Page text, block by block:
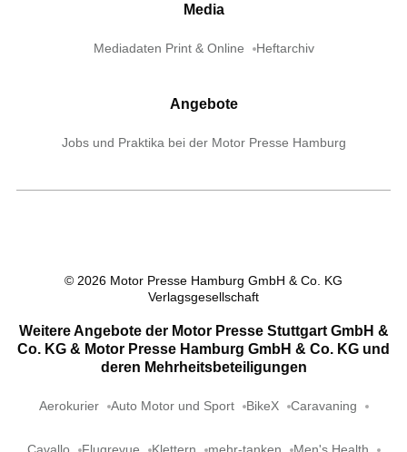
Media
Mediadaten Print & Online Heftarchiv
Angebote
Jobs und Praktika bei der Motor Presse Hamburg
© 2026 Motor Presse Hamburg GmbH & Co. KG
Verlagsgesellschaft
Weitere Angebote der Motor Presse Stuttgart GmbH &
Co. KG & Motor Presse Hamburg GmbH & Co. KG und
deren Mehrheitsbeteiligungen
Aerokurier Auto Motor und Sport BikeX Caravaning